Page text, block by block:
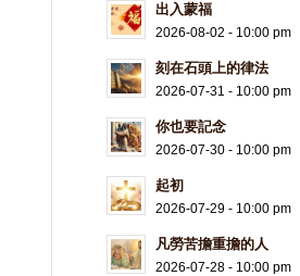
出入蒙福
2026-08-02 - 10:00 pm
刻在石頭上的律法
2026-07-31 - 10:00 pm
你也要記念
2026-07-30 - 10:00 pm
起初
2026-07-29 - 10:00 pm
凡勞苦擔重擔的人
2026-07-28 - 10:00 pm